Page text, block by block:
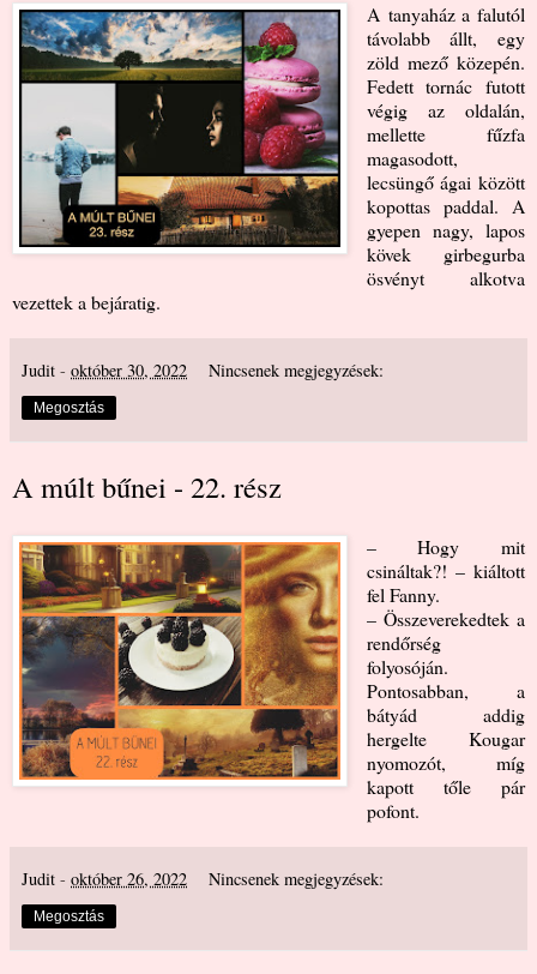
A tanyaház a falutól
távolabb állt, egy
zöld mező közepén.
Fedett tornác futott
végig az oldalán,
mellette fűzfa
magasodott,
lecsüngő ágai között
kopottas paddal. A
gyepen nagy, lapos
kövek girbegurba
ösvényt alkotva
vezettek a bejáratig.
Judit - október 30, 2022 Nincsenek megjegyzések:
Megosztás
A múlt bűnei - 22. rész
– Hogy mit
csináltak?! – kiáltott
fel Fanny.
– Összeverekedtek a
rendőrség
folyosóján.
Pontosabban, a
bátyád addig
hergelte Kougar
nyomozót, míg
kapott tőle pár
pofont.
Judit - október 26, 2022 Nincsenek megjegyzések:
Megosztás